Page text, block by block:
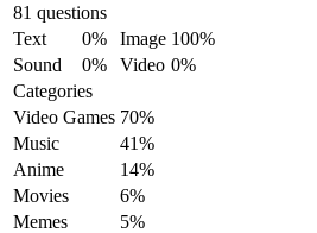
81 questions
Text
0% Image 100%
Sound
0% Video 0%
Categories
Video Games 70%
Music
41%
Anime
14%
Movies
6%
Memes
5%